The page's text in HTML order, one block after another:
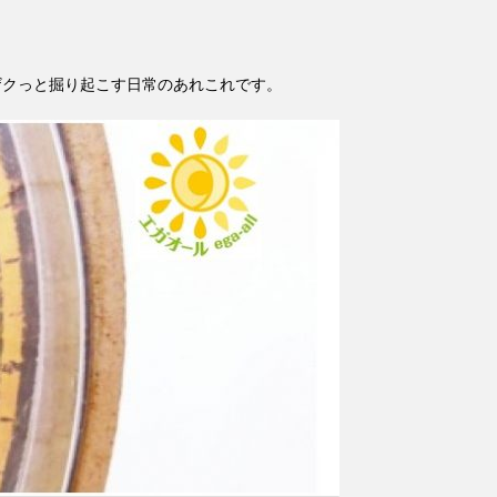
と掘り起こす日常のあれこれです。